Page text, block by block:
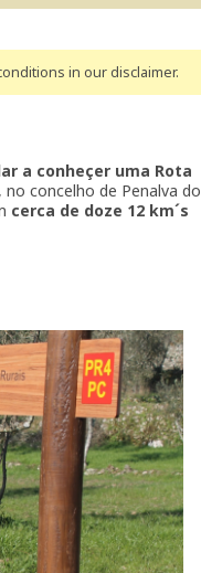
in our disclaimer.
a conheçer uma Rota
, no concelho de Penalva do
cerca de doze 12 km´s